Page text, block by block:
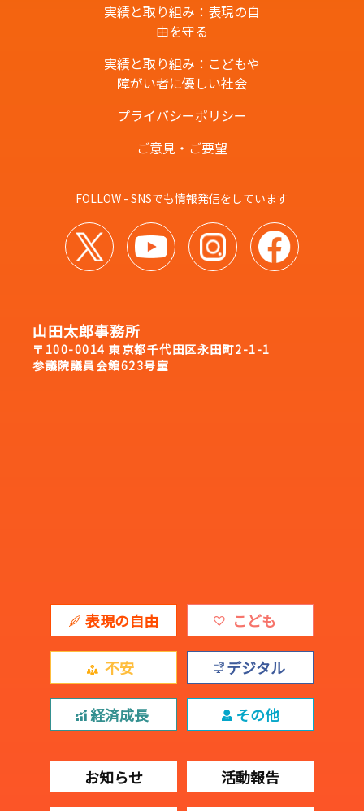
実績と取り組み：表現の自
由を守る
実績と取り組み：こどもや
障がい者に優しい社会
プライバシーポリシー
ご意見・ご要望
FOLLOW - SNSでも情報発信をしています
山田太郎事務所
〒100-0014 東京都千代田区永田町2-1-1
参議院議員会館623号室
表現の自由 こども
不安 デジタル
経済成長 その他
お知らせ 活動報告